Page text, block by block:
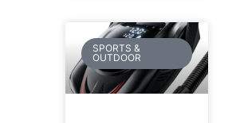
SPORTS &
OUTDOOR